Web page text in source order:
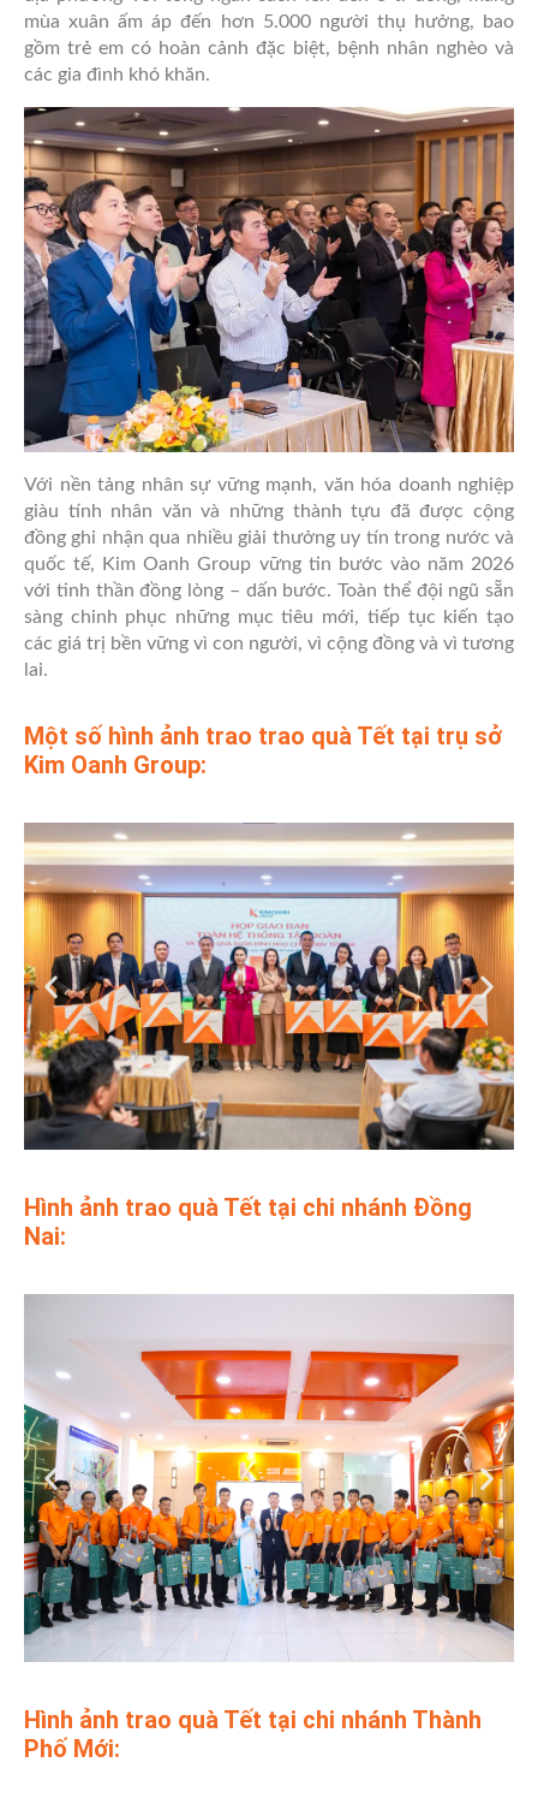
mùa xuân ấm áp đến hơn 5.000 người thụ hưởng, bao
gồm trẻ em có hoàn cảnh đặc biệt, bệnh nhân nghèo và
các gia đình khó khăn.
Với nền tảng nhân sự vững mạnh, văn hóa doanh nghiệp
giàu tính nhân văn và những thành tựu đã được cộng
đồng ghi nhận qua nhiều giải thưởng uy tín trong nước và
quốc tế, Kim Oanh Group vững tin bước vào năm 2026
với tinh thần đồng lòng – dấn bước. Toàn thể đội ngũ sẵn
sàng chinh phục những mục tiêu mới, tiếp tục kiến tạo
các giá trị bền vững vì con người, vì cộng đồng và vì tương
lai.
Một số hình ảnh trao trao quà Tết tại trụ sở
Kim Oanh Group:
Hình ảnh trao quà Tết tại chi nhánh Đồng
Nai:
Hình ảnh trao quà Tết tại chi nhánh Thành
Phố Mới: